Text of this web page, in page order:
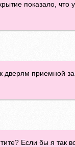
показало, что
дверям приемной
Если бы я так